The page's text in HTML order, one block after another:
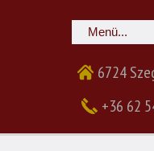
6724
+36 62